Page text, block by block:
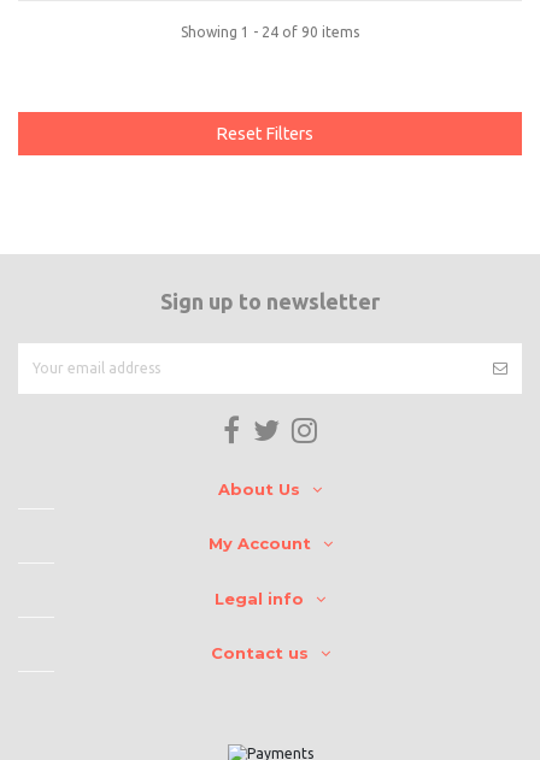
Showing 1 - 24 of 90 items
Reset Filters
Sign up to newsletter
About Us
My Account
Legal info
Contact us